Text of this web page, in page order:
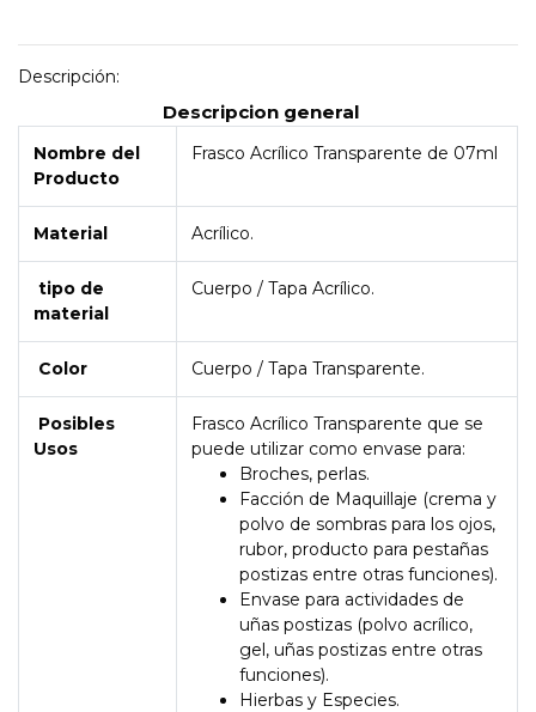
Descripción:
Descripcion general
Nombre del
Producto
Frasco Acrílico Transparente de 07ml
Material Acrílico.
tipo de
material
Cuerpo / Tapa Acrílico.
Color Cuerpo / Tapa Transparente.
Posibles
Usos
Frasco Acrílico Transparente que se
puede utilizar como envase para:
Broches, perlas.
Facción de Maquillaje (crema y
polvo de sombras para los ojos,
rubor, producto para pestañas
postizas entre otras funciones).
Envase para actividades de
uñas postizas (polvo acrílico,
gel, uñas postizas entre otras
funciones).
Hierbas y Especies.